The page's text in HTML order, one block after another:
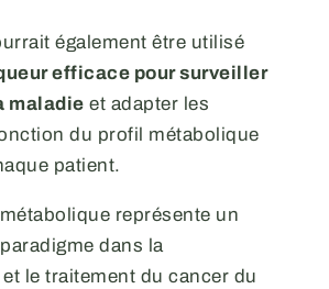
également être utilisé
efficace pour surveiller
maladie et adapter les
du profil métabolique
patient.
représente un
dans la
le traitement du cancer du